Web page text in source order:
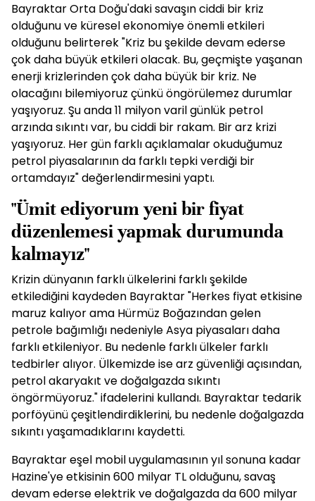
Bayraktar Orta Doğu'daki savaşın ciddi bir kriz
olduğunu ve küresel ekonomiye önemli etkileri
olduğunu belirterek "Kriz bu şekilde devam ederse
çok daha büyük etkileri olacak. Bu, geçmişte yaşanan
enerji krizlerinden çok daha büyük bir kriz. Ne
olacağını bilemiyoruz çünkü öngörülemez durumlar
yaşıyoruz. Şu anda 11 milyon varil günlük petrol
arzında sıkıntı var, bu ciddi bir rakam. Bir arz krizi
yaşıyoruz. Her gün farklı açıklamalar okuduğumuz
petrol piyasalarının da farklı tepki verdiği bir
ortamdayız" değerlendirmesini yaptı.
"Ümit ediyorum yeni bir fiyat
düzenlemesi yapmak durumunda
kalmayız"
Krizin dünyanın farklı ülkelerini farklı şekilde
etkilediğini kaydeden Bayraktar "Herkes fiyat etkisine
maruz kalıyor ama Hürmüz Boğazından gelen
petrole bağımlığı nedeniyle Asya piyasaları daha
farklı etkileniyor. Bu nedenle farklı ülkeler farklı
tedbirler alıyor. Ülkemizde ise arz güvenliği açısından,
petrol akaryakıt ve doğalgazda sıkıntı
öngörmüyoruz." ifadelerini kullandı. Bayraktar tedarik
porföyünü çeşitlendirdiklerini, bu nedenle doğalgazda
sıkıntı yaşamadıklarını kaydetti.
Bayraktar eşel mobil uygulamasının yıl sonuna kadar
Hazine'ye etkisinin 600 milyar TL olduğunu, savaş
devam ederse elektrik ve doğalgazda da 600 milyar